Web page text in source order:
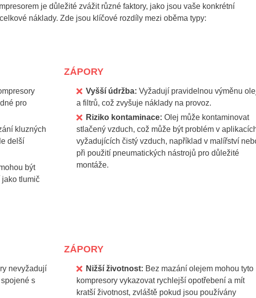
je důležité zvážit různé faktory, jako jsou vaše konkrétní
náklady. Zde jsou klíčové rozdíly mezi oběma typy:
pro
kluzných
delší
být
tlumič
ZÁPORY
Vyšší údržba: Vyžadují pravidelnou výměnu
a filtrů, což zvyšuje náklady na provoz.
Riziko kontaminace: Olej může kontaminovat
stlačený vzduch, což může být problém v
vyžadujících čistý vzduch, například v malířství
při použití pneumatických nástrojů pro důležité
montáže.
nevyžadují
s
ZÁPORY
Nižší životnost: Bez mazání olejem mohou tyto
kompresory vykazovat rychlejší opotřebení a mít
kratší životnost, zvláště pokud jsou používány